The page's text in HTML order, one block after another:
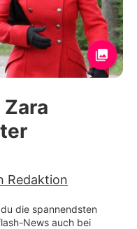
Redaktion
die spannendsten
News auch bei